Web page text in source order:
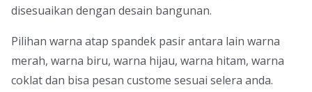
disesuaikan dengan desain bangunan.
Pilihan warna atap spandek pasir antara lain warna
merah, warna biru, warna hijau, warna hitam, warna
coklat dan bisa pesan custome sesuai selera anda.